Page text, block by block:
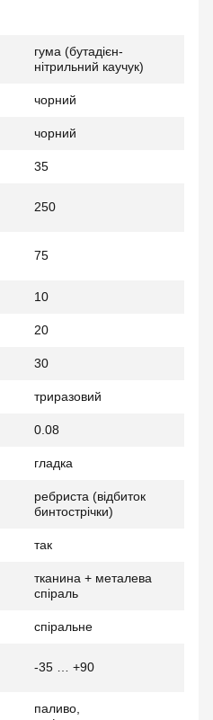
гума (бутадієн-
нітрильний каучук)
чорний
чорний
35
250
75
10
20
30
триразовий
0.08
гладка
ребриста (відбиток
бинтострічки)
так
тканина + металева
спіраль
спіральне
-35 … +90
паливо,